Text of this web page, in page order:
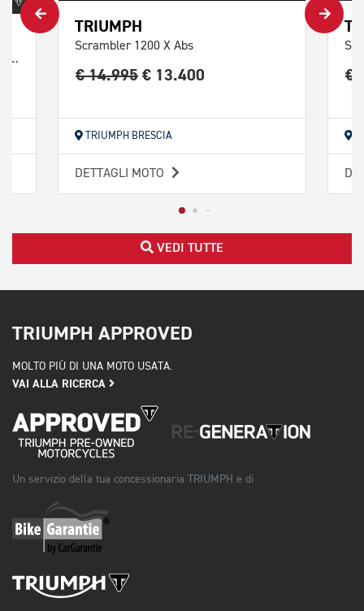
Bonneville 1200 T120 Black DGR Limited Edition Abs E5
TRIUMPH
Scrambler 1200 X Abs
€ 14.995 € 13.400
TRIUMPH BRESCIA
DETTAGLI MOTO
€
VEDI TUTTE
TRIUMPH APPROVED
MOLTO PIÙ DI UNA MOTO USATA.
VAI ALLA RICERCA
Un servizio della tua concessionaria TRIUMPH e di